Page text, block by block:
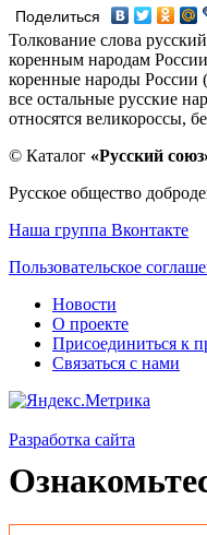
Поделиться
Толкование слова русский
коренным народам
коренные народы России
все остальные русские
относятся великороссы,
© Каталог «Русский
Русское общество
Наша группа Вконтакте
Пользовательское
Новости
О проекте
Присоединиться к
Связаться с нами
Разработка сайта